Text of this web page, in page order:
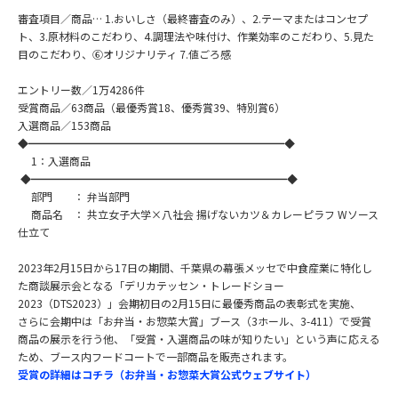
審査項目／商品… 1.おいしさ（最終審査のみ）、2.テーマまたはコンセプ
ト、3.原材料のこだわり、4.調理法や味付け、作業効率のこだわり、5.見た
目のこだわり、➅オリジナリティ 7.値ごろ感
エントリー数／1万4286件
受賞商品／63商品（最優秀賞18、優秀賞39、特別賞6）
入選商品／153商品
◆━━━━━━━━━━━━━━━━━━━━━━━━◆
1：入選商品
◆━━━━━━━━━━━━━━━━━━━━━━━━◆
部門 ： 弁当部門
商品名 ： 共立女子大学×八社会 揚げないカツ＆カレーピラフ Wソース
仕立て
2023年2月15日から17日の期間、千葉県の幕張メッセで中食産業に特化し
た商談展示会となる「デリカテッセン・トレードショー
2023（DTS2023）」会期初日の2月15日に最優秀商品の表彰式を実施、
さらに会期中は「お弁当・お惣菜大賞」ブース（3ホール、3-411）で受賞
商品の展示を行う他、「受賞・入選商品の味が知りたい」という声に応える
ため、ブース内フードコートで一部商品を販売されます。
受賞の詳細はコチラ（お弁当・お惣菜大賞公式ウェブサイト）